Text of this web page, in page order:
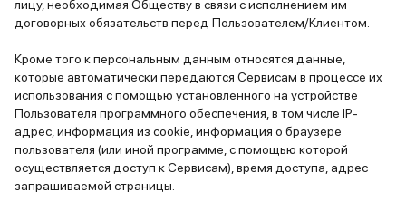
лицу, необходимая Обществу в связи с исполнением им
договорных обязательств перед Пользователем/Клиентом.
Кроме того к персональным данным относятся данные,
которые автоматически передаются Сервисам в процессе их
использования с помощью установленного на устройстве
Пользователя программного обеспечения, в том числе IP-
адрес, информация из cookie, информация о браузере
пользователя (или иной программе, с помощью которой
осуществляется доступ к Сервисам), время доступа, адрес
запрашиваемой страницы.